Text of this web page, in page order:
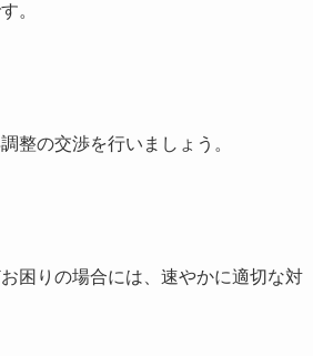
。
整の交渉を行いましょう。
困りの場合には、速やかに適切な対